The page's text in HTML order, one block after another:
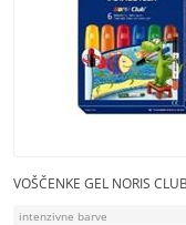
VOŠČENKE GEL NORIS
intenzivne barve